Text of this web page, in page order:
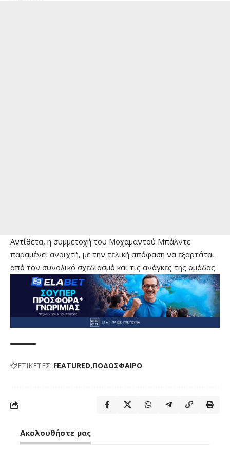
Αντίθετα, η συμμετοχή του Μοχαμαντού Μπάλντε
παραμένει ανοιχτή, με την τελική απόφαση να εξαρτάται
από τον συνολικό σχεδιασμό και τις ανάγκες της ομάδας.
ΕΤΙΚΕΤΕΣ: FEATURED ΠΟΔΟΣΦΑΙΡΟ
Ακολουθήστε μας